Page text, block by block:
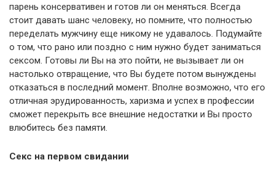
парень консервативен и готов ли он меняться. Всегда
стоит давать шанс человеку, но помните, что полностью
переделать мужчину еще никому не удавалось. Подумайте
о том, что рано или поздно с ним нужно будет заниматься
сексом. Готовы ли Вы на это пойти, не вызывает ли он
настолько отвращение, что Вы будете потом вынуждены
отказаться в последний момент. Вполне возможно, что его
отличная эрудированность, харизма и успех в профессии
сможет перекрыть все внешние недостатки и Вы просто
влюбитесь без памяти.
Секс на первом свидании